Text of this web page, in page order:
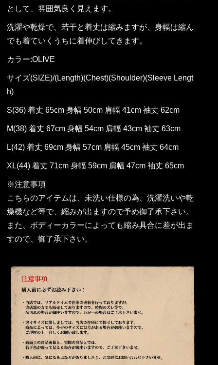
として、雰囲気良く見えます。
洗濯や乾燥で、若干と着丈は縮みますが、身幅は縮ん
でも着ていくうちに着伸びしてきます。
カラー:OLIVE
サイズ(SIZE)/(Length)(Chest)(Shoulder)(Sleeve Lengt
h)
S(36) 着丈 65cm 身幅 50cm 肩幅 41cm 袖丈 62cm
M(38) 着丈 67cm 身幅 54cm 肩幅 43cm 袖丈 63cm
L(42) 着丈 69cm 身幅 57cm 肩幅 45cm 袖丈 64cm
XL(44) 着丈 71cm 身幅 59cm 肩幅 47cm 袖丈 65cm
※注意事項
こちらのアイテムは、未洗い仕様の為、洗濯洗いや乾
燥機など等で、縮みが出ますので予め御了承下さい。
また、ボディーカラーによっても縮み具合に差が出ま
すので、御了承下さい。